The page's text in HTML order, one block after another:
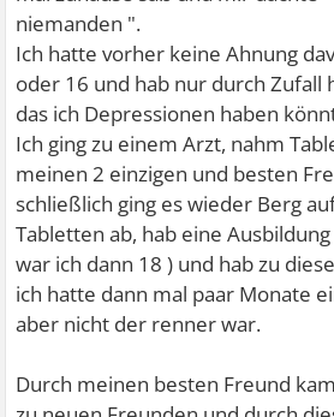
niemanden ".
Ich hatte vorher keine Ahnung
oder 16 und hab nur durch Zufall
das ich Depressionen haben
Ich ging zu einem Arzt, nahm
meinen 2 einzigen und besten
schließlich ging es wieder Berg
Tabletten ab, hab eine
war ich dann 18 ) und hab zu
ich hatte dann mal paar Monate
aber nicht der renner war.
Durch meinen besten Freund